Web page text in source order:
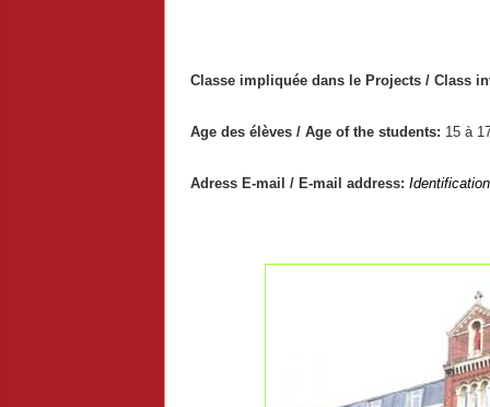
Classe impliquée dans le Projects / Class
Age des élèves / Age of the students: 15 à
Adress E-mail / E-mail address: